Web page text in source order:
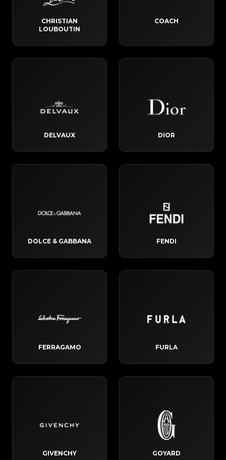
CHRISTIAN
LOUBOUTIN
COACH
DELVAUX DIOR
DOLCE & GABBANA FENDI
FERRAGAMO FURLA
GIVENCHY GOYARD